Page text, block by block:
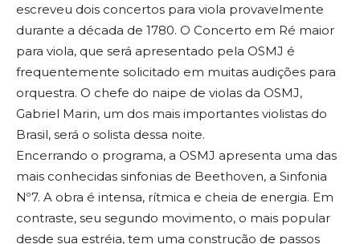
escreveu dois concertos para viola provavelmente
durante a década de 1780. O Concerto em Ré maior
para viola, que será apresentado pela OSMJ é
frequentemente solicitado em muitas audições para
orquestra. O chefe do naipe de violas da OSMJ,
Gabriel Marin, um dos mais importantes violistas do
Brasil, será o solista dessa noite.
Encerrando o programa, a OSMJ apresenta uma das
mais conhecidas sinfonias de Beethoven, a Sinfonia
Nº7. A obra é intensa, rítmica e cheia de energia. Em
contraste, seu segundo movimento, o mais popular
desde sua estréia, tem uma construção de passos